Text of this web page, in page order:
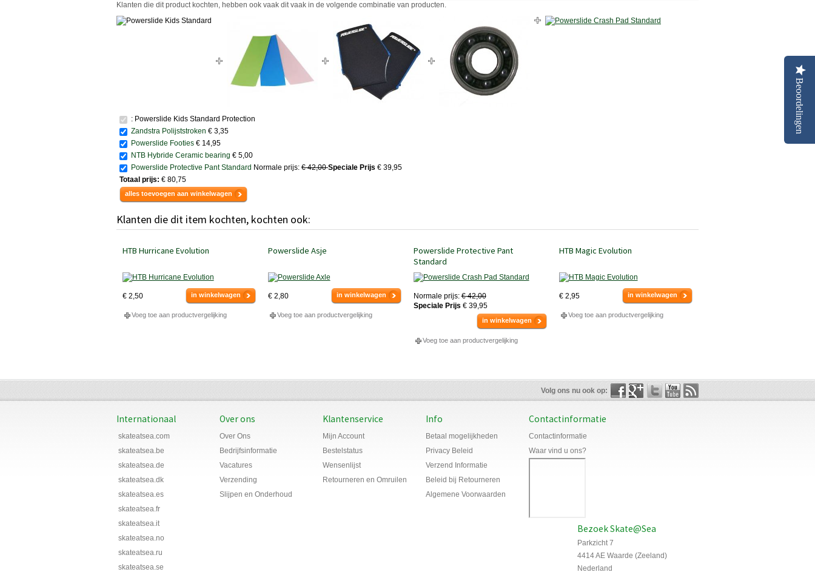
Klanten die dit product kochten, hebben ook vaak dit vaak in de volgende combinatie van producten.
: Powerslide Kids Standard Protection
Zandstra Polijststroken € 3,35
Powerslide Footies € 14,95
NTB Hybride Ceramic bearing € 5,00
Powerslide Protective Pant Standard Normale prijs: € 42,00Speciale Prijs € 39,95
Totaal prijs: € 80,75
alles toevoegen aan winkelwagen
Klanten die dit item kochten, kochten ook:
HTB Hurricane Evolution
€ 2,50 in winkelwagen
Voeg toe aan productvergelijking
Powerslide Asje
€ 2,80 in winkelwagen
Voeg toe aan productvergelijking
Powerslide Protective Pant
Standard
Normale prijs: € 42,00
Speciale Prijs € 39,95
in winkelwagen
Voeg toe aan productvergelijking
HTB Magic Evolution
€ 2,95 in winkelwagen
Voeg toe aan productvergelijking
Volg ons nu ook op:
Internationaal
skateatsea.com
skateatsea.be
skateatsea.de
skateatsea.dk
skateatsea.es
skateatsea.fr
skateatsea.it
skateatsea.no
skateatsea.ru
skateatsea.se
Over ons
Over Ons
Bedrijfsinformatie
Vacatures
Verzending
Slijpen en Onderhoud
Klantenservice
Mijn Account
Bestelstatus
Wensenlijst
Retourneren en Omruilen
Info
Betaal mogelijkheden
Privacy Beleid
Verzend Informatie
Beleid bij Retourneren
Algemene Voorwaarden
Contactinformatie
Contactinformatie
Waar vind u ons?
Bezoek Skate@Sea
Parkzicht 7
4414 AE Waarde (Zeeland)
Nederland
Beoordelingen